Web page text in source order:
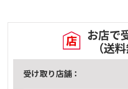
お店で
（送
受け取り店舗：